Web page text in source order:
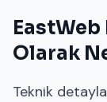
Olarak
Teknik